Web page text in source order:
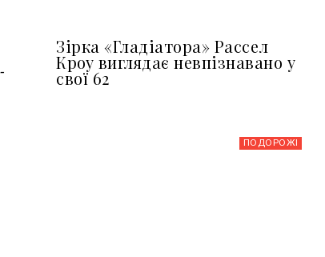
Зірка «Гладіатора» Рассел
Кроу виглядає невпізнавано у
свої 62
ПОДОРОЖІ